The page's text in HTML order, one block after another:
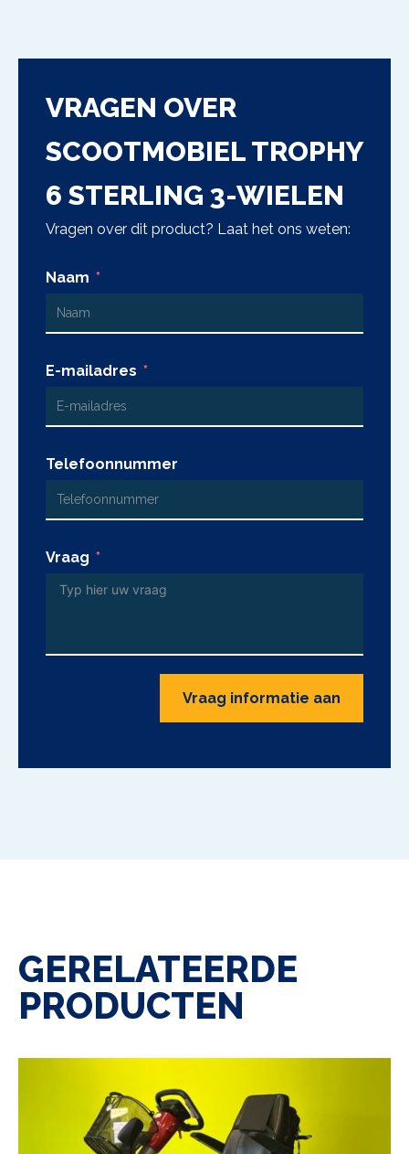
VRAGEN OVER
SCOOTMOBIEL TROPHY
6 STERLING 3-WIELEN
Vragen over dit product? Laat het ons weten:
Naam
E-mailadres
Telefoonnummer
Vraag
Vraag informatie aan
GERELATEERDE
PRODUCTEN